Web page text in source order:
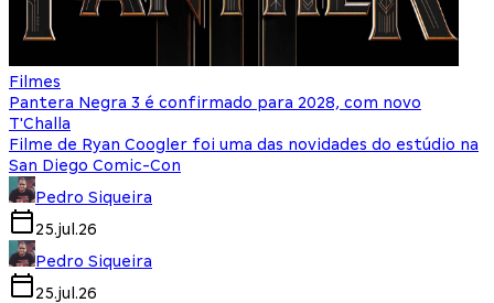
Filmes
Pantera Negra 3 é confirmado para 2028, com novo
T'Challa
Filme de Ryan Coogler foi uma das novidades do estúdio na
San Diego Comic-Con
Pedro Siqueira
25.jul.26
Pedro Siqueira
25.jul.26